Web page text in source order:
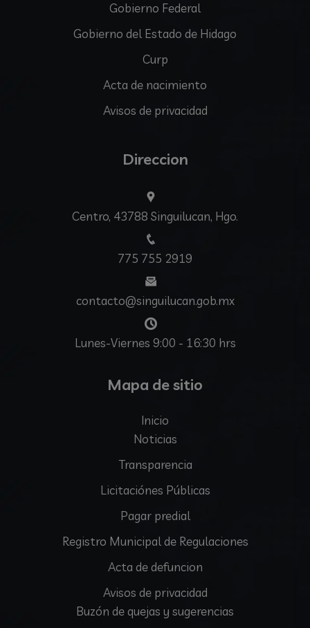
Gobierno Federal
Gobierno del Estado de Hidago
Curp
Acta de nacimiento
Avisos de privacidad
Direccion
Centro, 43788 Singuilucan, Hgo.
775 755 2919
contacto@singuilucan.gob.mx
Lunes-Viernes 9:00 - 16:30 hrs
Mapa de sitio
Inicio
Noticias
Transparencia
Licitaciónes Públicas
Pagar predial
Registro Municipal de Regulaciones
Acta de defuncion
Avisos de privacidad
Buzón de quejas y sugerencias